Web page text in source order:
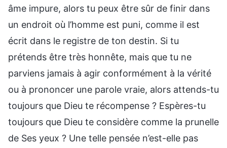
âme impure, alors tu peux être sûr de finir dans
un endroit où l’homme est puni, comme il est
écrit dans le registre de ton destin. Si tu
prétends être très honnête, mais que tu ne
parviens jamais à agir conformément à la vérité
ou à prononcer une parole vraie, alors attends-tu
toujours que Dieu te récompense ? Espères-tu
toujours que Dieu te considère comme la prunelle
de Ses yeux ? Une telle pensée n’est-elle pas